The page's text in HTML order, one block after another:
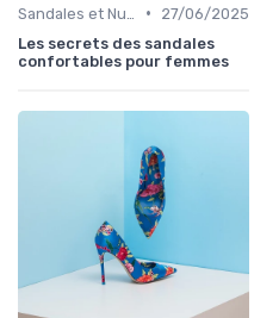
•
27/06/2025
Les secrets des sandales
confortables pour femmes